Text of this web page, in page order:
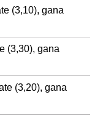
(3,10), gana
(3,30), gana
(3,20), gana